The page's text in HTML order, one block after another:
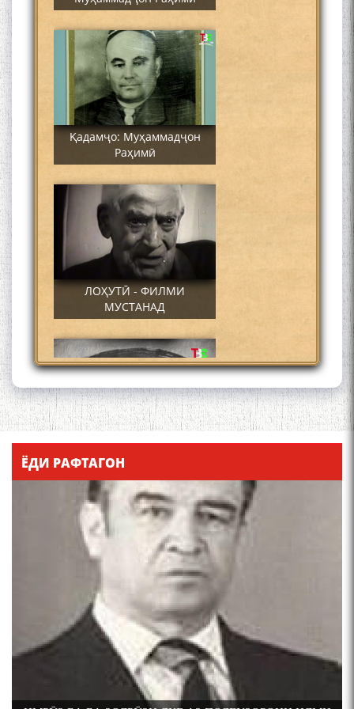
Қадамҷо: Муҳаммадҷон
Раҳимӣ
ЛОҲУТӢ - ФИЛМИ
МУСТАНАД
Қадамҷо - Лоҳутӣ
4-уми декабр- зодрӯзи
шоири абадзинда Абулқосим
Лоҳутӣ
ЁДИ РАФТАГОН